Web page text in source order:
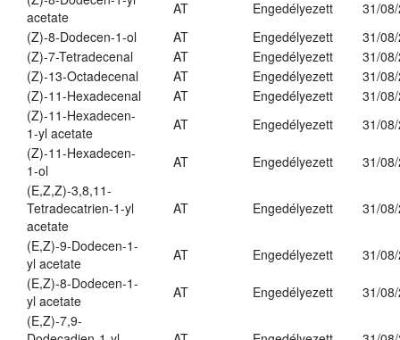
acetate
AT Engedélyezett
31/
(Z)-8-Dodecen-1-ol
AT Engedélyezett
31/
(Z)-7-Tetradecenal
AT Engedélyezett
31/
(Z)-13-Octadecenal
AT Engedélyezett
31/
(Z)-11-Hexadecenal
AT Engedélyezett
31/
(Z)-11-Hexadecen-
1-yl acetate
AT Engedélyezett
31/
(Z)-11-Hexadecen-
1-ol
AT Engedélyezett
31/
(E,Z,Z)-3,8,11-
Tetradecatrien-1-yl
acetate
AT Engedélyezett 31/
(E,Z)-9-Dodecen-1-
yl acetate
AT Engedélyezett
31/
(E,Z)-8-Dodecen-1-
yl acetate
AT Engedélyezett
31/
(E,Z)-7,9-